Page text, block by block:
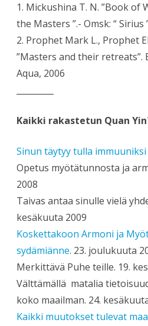
1. Mickushina T. N. ”Book of
the Masters ”.- Omsk: “ Sirius
2. Prophet Mark L., Prophet
”Masters and their retreats”.
Aqua, 2006
Kaikki rakastetun Quan
Sinun täytyy tulla
Opetus myötätunnosta ja
2008
Taivas antaa sinulle vielä
kesäkuuta 2009
Koskettakoon Armoni ja
sydämiänne. 23. joulukuuta
Merkittävä Puhe teille. 19.
Välttämällä matalia
koko maailman. 24.
Kaikki muutokset tulevat